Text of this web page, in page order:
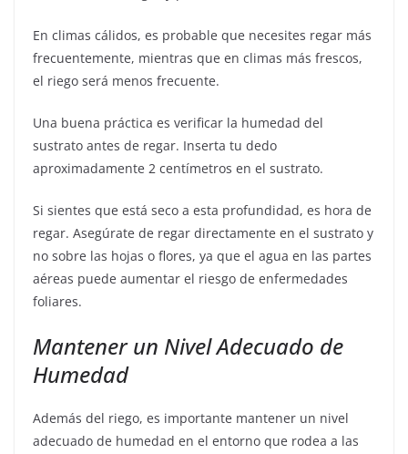
En climas cálidos, es probable que necesites regar más
frecuentemente, mientras que en climas más frescos,
el riego será menos frecuente.
Una buena práctica es verificar la humedad del
sustrato antes de regar. Inserta tu dedo
aproximadamente 2 centímetros en el sustrato.
Si sientes que está seco a esta profundidad, es hora de
regar. Asegúrate de regar directamente en el sustrato y
no sobre las hojas o flores, ya que el agua en las partes
aéreas puede aumentar el riesgo de enfermedades
foliares.
Mantener un Nivel Adecuado de
Humedad
Además del riego, es importante mantener un nivel
adecuado de humedad en el entorno que rodea a las